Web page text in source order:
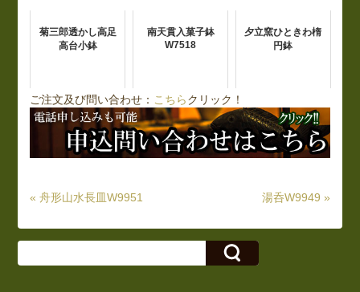
菊三郎透かし高足
高台小鉢
南天貫入菓子鉢
W7518
夕立窯ひときわ楕
円鉢
ご注文及び問い合わせ： こちらクリック！
« 舟形山水長皿W9951 湯呑W9949 »